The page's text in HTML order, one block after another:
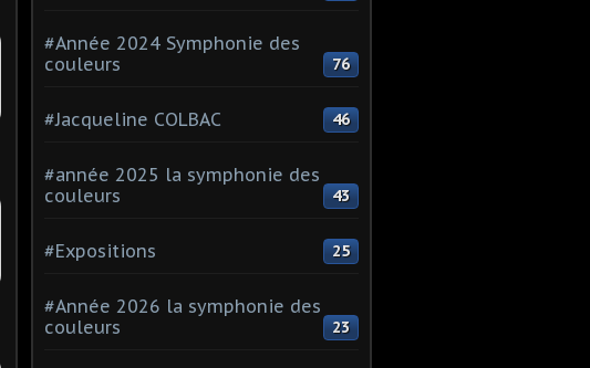
#Année 2024 Symphonie des
couleurs
76
#Jacqueline COLBAC 46
#année 2025 la symphonie des
couleurs
43
#Expositions 25
#Année 2026 la symphonie des
couleurs
23